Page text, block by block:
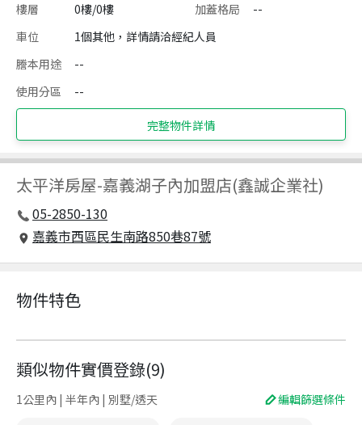
樓層
0樓/0樓 加蓋格局
--
車位
1個其他，詳情請洽經紀人員
謄本用途
--
使用分區
--
完整物件詳情
太平洋房屋-嘉義湖子內加盟店(鑫誠企業社)
05-2850-130
嘉義市西區民生南路850巷87號
物件特色
類似物件實價登錄(9)
1公里內 | 半年內 | 別墅/透天 編輯篩選條件